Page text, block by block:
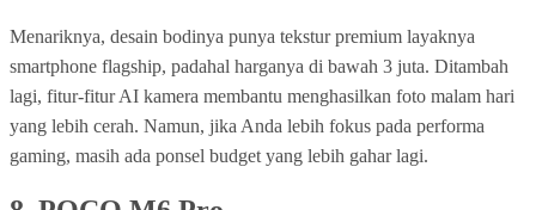
Menariknya, desain bodinya punya tekstur premium layaknya
smartphone flagship, padahal harganya di bawah 3 juta. Ditambah
lagi, fitur-fitur AI kamera membantu menghasilkan foto malam hari
yang lebih cerah. Namun, jika Anda lebih fokus pada performa
gaming, masih ada ponsel budget yang lebih gahar lagi.